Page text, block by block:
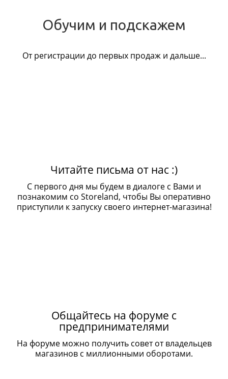
Обучим и подскажем
От регистрации до первых продаж и дальше...
Читайте письма от нас :)
С первого дня мы будем в диалоге с Вами и
познакомим со Storeland, чтобы Вы оперативно
приступили к запуску своего интернет-магазина!
Общайтесь на форуме с
предпринимателями
На форуме можно получить совет от владельцев
магазинов с миллионными оборотами.